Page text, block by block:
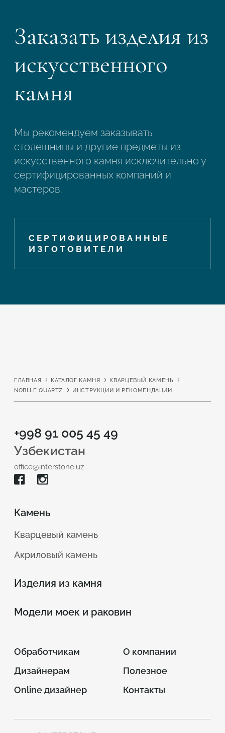
Заказать изделия из
искусственного
камня
Мы рекомендуем заказывать
столешницы и другие предметы из
искусственного камня исключительно у
сертифицированных компаний и
мастеров.
СЕРТИФИЦИРОВАННЫЕ
ИЗГОТОВИТЕЛИ
ГЛАВНАЯ КАТАЛОГ КАМНЯ
КВАРЦЕВЫЙ КАМЕНЬ
NOBLLE QUARTZ
ИНСТРУКЦИИ И РЕКОМЕНДАЦИИ
+998 91 005 45 49
Узбекистан
office@interstone.uz
Камень
Кварцевый камень
Акриловый камень
Изделия из камня
Модели моек и раковин
Обработчикам
Дизайнерам
Online дизайнер
О компании
Полезное
Контакты
Подтвердите, что вы не робот
Подтвердите, что вы не робот